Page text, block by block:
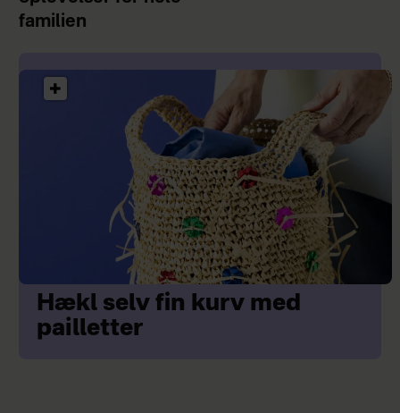
familien
Hækl selv fin kurv med
pailletter